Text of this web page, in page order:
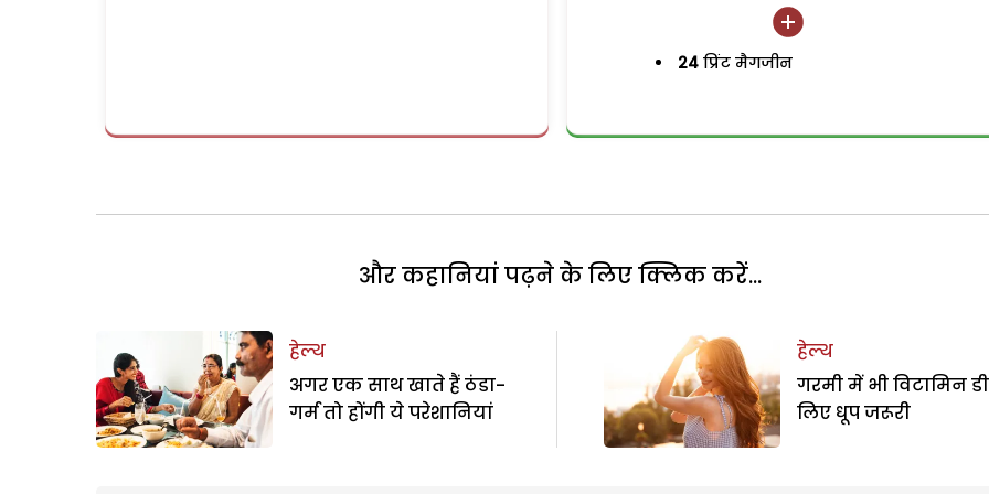
24 प्रिंट मैगजीन
और कहानियां पढ़ने के लिए क्लिक करें...
हेल्थ
अगर एक साथ खाते हैं ठंडा-
गर्म तो होंगी ये परेशानियां
हेल्थ
गरमी में भी विटामिन
लिए धूप जरूरी